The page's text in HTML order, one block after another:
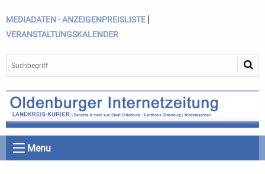
MEDIADATEN - ANZEIGENPREISLISTE |
VERANSTALTUNGSKALENDER
Menu